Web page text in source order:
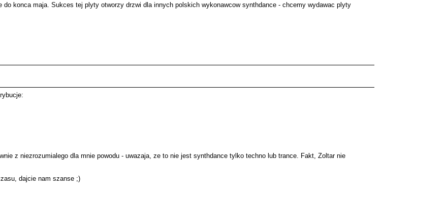
konca maja. Sukces tej plyty otworzy drzwi dla innych polskich wykonawcow synthdance - chcemy wydawac plyty
z niezrozumialego dla mnie powodu - uwazaja, ze to nie jest synthdance tylko techno lub trance. Fakt, Zoltar nie
dajcie nam szanse ;)